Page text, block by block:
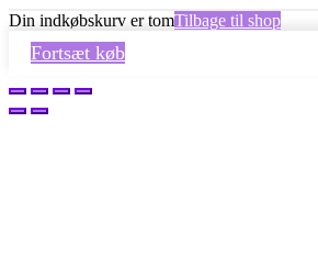
Din indkøbskurv er tomTilbage til shop
Fortsæt køb